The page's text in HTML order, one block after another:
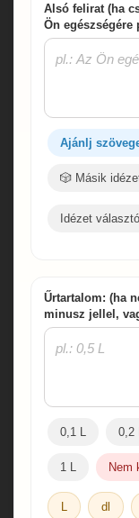
Alsó felirat (ha
Ön egészségére
Ajánlj
🎲 Másik
Idézet választó
Űrtartalom: (ha
minusz jellel,
0,1 L 0,2
1 L Nem
L dl